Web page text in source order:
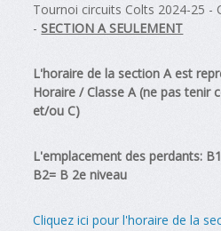
Tournoi circuits Colts 2024-25 -
-SECTION A SEULEMENT
L'horaire de la section A est
Horaire / Classe A (ne pas tenir
et/ou C)
L'emplacement des perdants:
B2= B 2e niveau
Cliquez ici pour l'horaire de la